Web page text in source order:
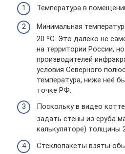
Температура в
Минимальная
20 ºС. Это далеко не
на территории России,
производителей
условия Северного
температура, ниже неё
точке РФ.
Поскольку в видео
задать стены из сруба
калькуляторе) толщины
Стеклопакеты взяты